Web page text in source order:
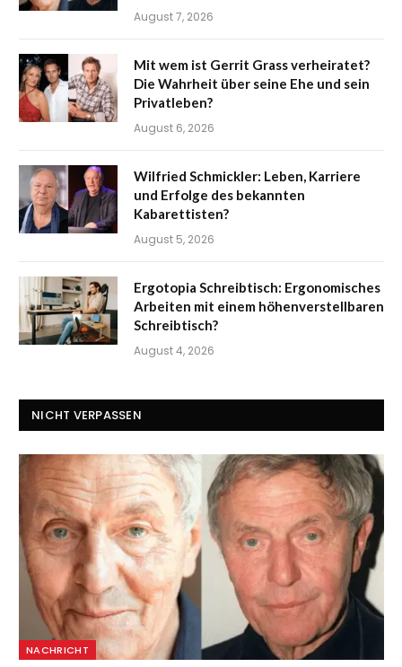
August 7, 2026
Mit wem ist Gerrit Grass verheiratet?
Die Wahrheit über seine Ehe und sein
Privatleben?
August 6, 2026
Wilfried Schmickler: Leben, Karriere
und Erfolge des bekannten
Kabarettisten?
August 5, 2026
Ergotopia Schreibtisch: Ergonomisches
Arbeiten mit einem höhenverstellbaren
Schreibtisch?
August 4, 2026
NICHT VERPASSEN
NACHRICHT